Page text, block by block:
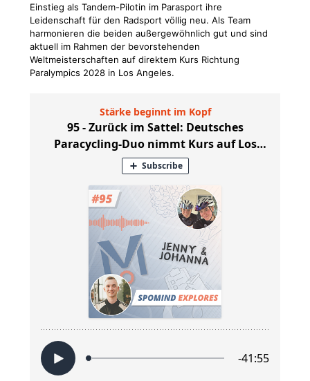
Einstieg als Tandem-Pilotin im Parasport ihre
Leidenschaft für den Radsport völlig neu. Als Team
harmonieren die beiden außergewöhnlich gut und sind
aktuell im Rahmen der bevorstehenden
Weltmeisterschaften auf direktem Kurs Richtung
Paralympics 2028 in Los Angeles.